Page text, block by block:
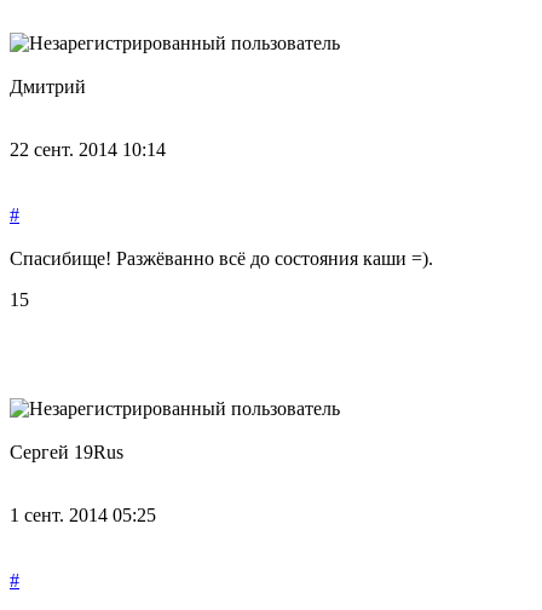
Дмитрий
22 сент. 2014 10:14
#
Спасибище! Разжёванно всё до состояния каши =).
15
Сергей 19Rus
1 сент. 2014 05:25
#